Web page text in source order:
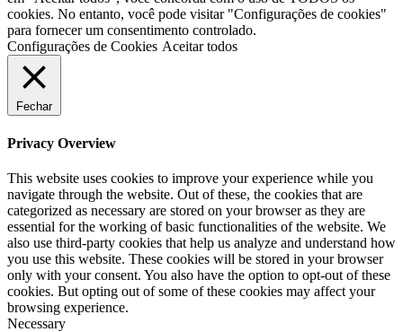
cookies. No entanto, você pode visitar "Configurações de cookies"
para fornecer um consentimento controlado.
Configurações de Cookies Aceitar todos
Fechar
Privacy Overview
This website uses cookies to improve your experience while you
navigate through the website. Out of these, the cookies that are
categorized as necessary are stored on your browser as they are
essential for the working of basic functionalities of the website. We
also use third-party cookies that help us analyze and understand how
you use this website. These cookies will be stored in your browser
only with your consent. You also have the option to opt-out of these
cookies. But opting out of some of these cookies may affect your
browsing experience.
Necessary